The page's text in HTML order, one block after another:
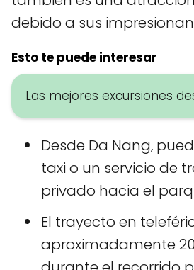
debido a sus
Esto te puede interesar
Las mejores excursiones
Desde Da Nang,
taxi o un servicio de
privado hacia el
El trayecto en
aproximadamente